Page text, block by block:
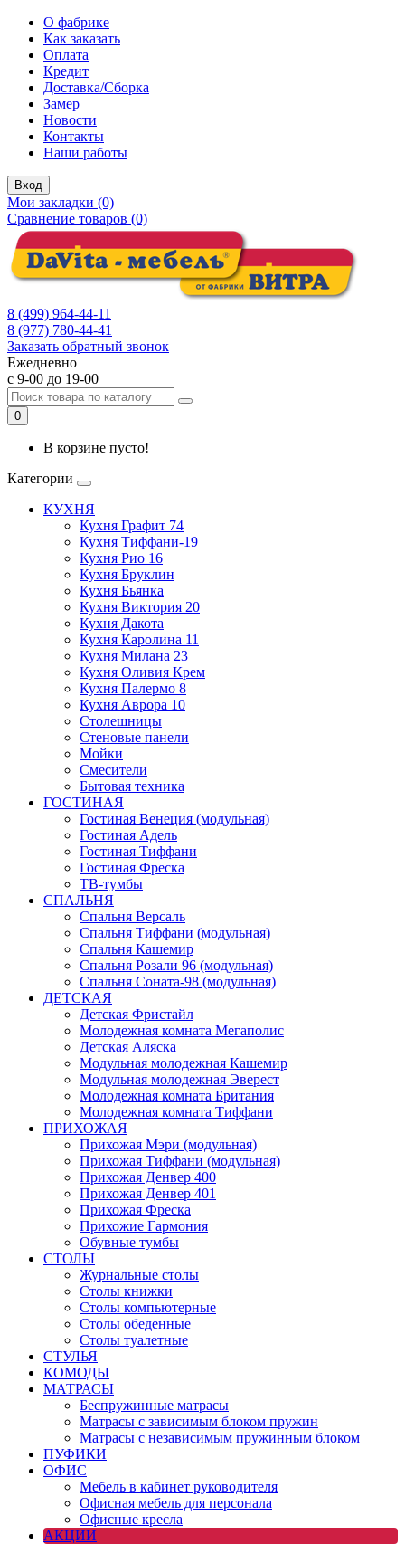
О фабрике
Как заказать
Оплата
Кредит
Доставка/Сборка
Замер
Новости
Контакты
Наши работы
Вход
Мои закладки (0)
Сравнение товаров (0)
8 (499) 964-44-11
8 (977) 780-44-41
Заказать обратный звонок
Ежедневно
с 9-00 до 19-00
0
В корзине пусто!
Категории
КУХНЯ
Кухня Графит 74
Кухня Тиффани-19
Кухня Рио 16
Кухня Бруклин
Кухня Бьянка
Кухня Виктория 20
Кухня Дакота
Кухня Каролина 11
Кухня Милана 23
Кухня Оливия Крем
Кухня Палермо 8
Кухня Аврора 10
Столешницы
Стеновые панели
Мойки
Смесители
Бытовая техника
ГОСТИНАЯ
Гостиная Венеция (модульная)
Гостиная Адель
Гостиная Тиффани
Гостиная Фреска
ТВ-тумбы
СПАЛЬНЯ
Спальня Версаль
Спальня Тиффани (модульная)
Спальня Кашемир
Спальня Розали 96 (модульная)
Спальня Соната-98 (модульная)
ДЕТСКАЯ
Детская Фристайл
Молодежная комната Мегаполис
Детская Аляска
Модульная молодежная Кашемир
Модульная молодежная Эверест
Молодежная комната Британия
Молодежная комната Тиффани
ПРИХОЖАЯ
Прихожая Мэри (модульная)
Прихожая Тиффани (модульная)
Прихожая Денвер 400
Прихожая Денвер 401
Прихожая Фреска
Прихожие Гармония
Обувные тумбы
СТОЛЫ
Журнальные столы
Столы книжки
Столы компьютерные
Столы обеденные
Столы туалетные
СТУЛЬЯ
КОМОДЫ
МАТРАСЫ
Беспружинные матрасы
Матрасы с зависимым блоком пружин
Матрасы с независимым пружинным блоком
ПУФИКИ
ОФИС
Мебель в кабинет руководителя
Офисная мебель для персонала
Офисные кресла
АКЦИИ